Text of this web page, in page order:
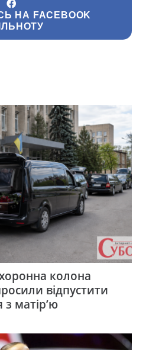
НА FACEBOOK
колона
відпустити
матір’ю